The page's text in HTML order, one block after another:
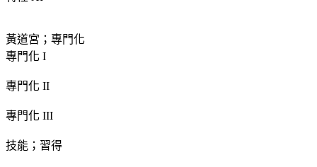
黃道宮；專門化
專門化 I
專門化 II
專門化 III
技能；習得